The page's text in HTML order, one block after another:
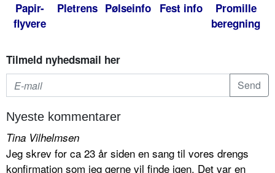
Papir-
flyvere
Pletrens Pølseinfo Fest info
Promille
beregning
Tilmeld nyhedsmail her
Nyeste kommentarer
Tina Vilhelmsen
Jeg skrev for ca 23 år siden en sang til vores drengs
konfirmation som jeg gerne vil finde igen. Det var en